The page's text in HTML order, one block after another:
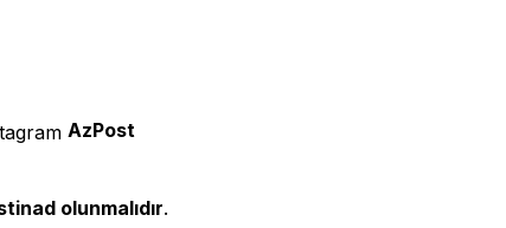
AzPost
olunmalıdır.